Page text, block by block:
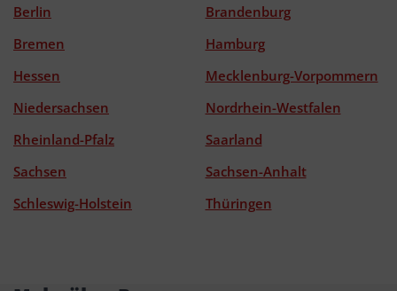
Berlin
Brandenburg
Bremen
Hamburg
Hessen
Mecklenburg-Vorpommern
Niedersachsen
Nordrhein-Westfalen
Rheinland-Pfalz
Saarland
Sachsen
Sachsen-Anhalt
Schleswig-Holstein
Thüringen